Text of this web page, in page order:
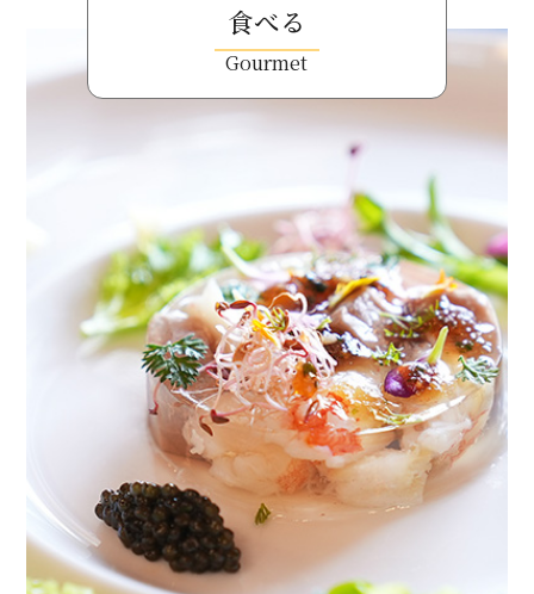
食べる
Gourmet